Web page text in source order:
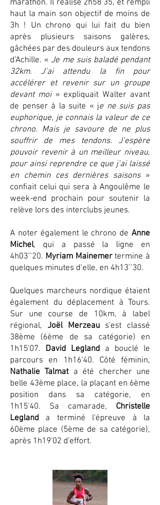
marathon. Il réalise 2h58’35, et rempli
haut la main son objectif de moins de
3h ! Un chrono qui lui fait du bien
après plusieurs saisons galères,
gâchées par des douleurs aux tendons
d’Achille. « Je me suis baladé pendant
32km. J’ai attendu la fin pour
accélérer et revenir sur un groupe
devant moi» expliquait Walter avant
de penser à la suite « je ne suis pas
euphorique, je connais la valeur de ce
chrono. Mais je savoure de ne plus
souffrir de mes tendons. J’espère
pouvoir revenir à un meilleur niveau,
pour ainsi reprendre ce que j’ai laissé
en chemin ces dernières saisons »
confiait celui qui sera à Angoulême le
week-end prochain pour soutenir la
relève lors des interclubs jeunes.
A noter également le chrono de Anne
Michel, qui a passé la ligne en
4h03’’20. Myriam Mainemertermine à
quelques minutes d’elle, en 4h13’’30.
Quelques marcheurs nordique étaient
également du déplacement à Tours.
Sur une course de 10km, à label
régional, Joël Merzeau s'est classé
38ème (6ème de sa catégorie) en
1h15'07. David Legland a bouclé le
parcours en 1h16'40. Côté féminin,
Nathalie Talmata été chercher une
belle 43ème place, la plaçant en 6ème
position dans sa catégorie, en
1h15'40. Sa camarade, Christelle
Legland a terminé l'épreuve à la
60ème place (5ème de sa catégorie),
après 1h19'02 d'effort.